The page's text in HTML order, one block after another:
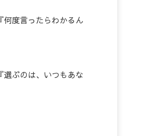
度言ったらわかるん
ぶのは、いつもあな